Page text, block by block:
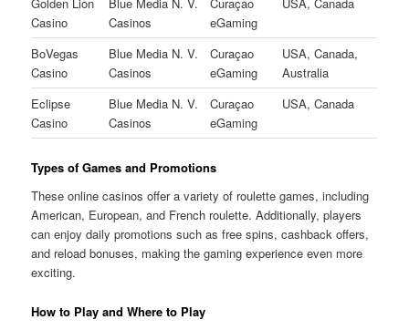
Casino
Casinos
eGaming
BoVegas
Casino
Blue Media N. V.
Casinos
Curaçao
eGaming
USA, Canada,
Australia
Eclipse
Casino
Blue Media N. V.
Casinos
Curaçao
eGaming
USA, Canada
Types of Games and Promotions
These online casinos offer a variety of roulette games, including
American, European, and French roulette. Additionally, players
can enjoy daily promotions such as free spins, cashback offers,
and reload bonuses, making the gaming experience even more
exciting.
How to Play and Where to Play